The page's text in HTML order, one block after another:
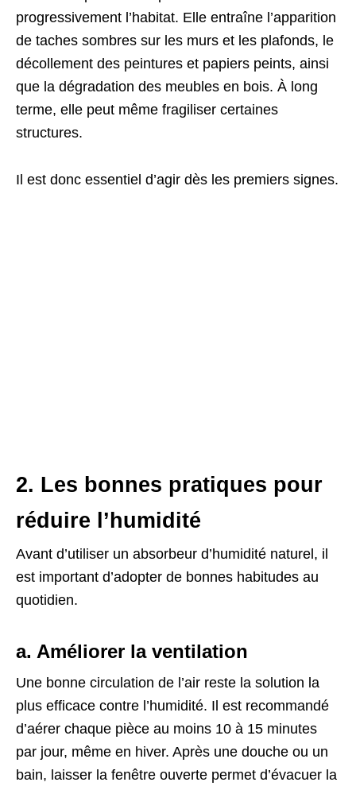
progressivement l’habitat. Elle entraîne l’apparition
de taches sombres sur les murs et les plafonds, le
décollement des peintures et papiers peints, ainsi
que la dégradation des meubles en bois. À long
terme, elle peut même fragiliser certaines
structures.
Il est donc essentiel d’agir dès les premiers signes.
2. Les bonnes pratiques pour
réduire l’humidité
Avant d’utiliser un absorbeur d’humidité naturel, il
est important d’adopter de bonnes habitudes au
quotidien.
a. Améliorer la ventilation
Une bonne circulation de l’air reste la solution la
plus efficace contre l’humidité. Il est recommandé
d’aérer chaque pièce au moins 10 à 15 minutes
par jour, même en hiver. Après une douche ou un
bain, laisser la fenêtre ouverte permet d’évacuer la